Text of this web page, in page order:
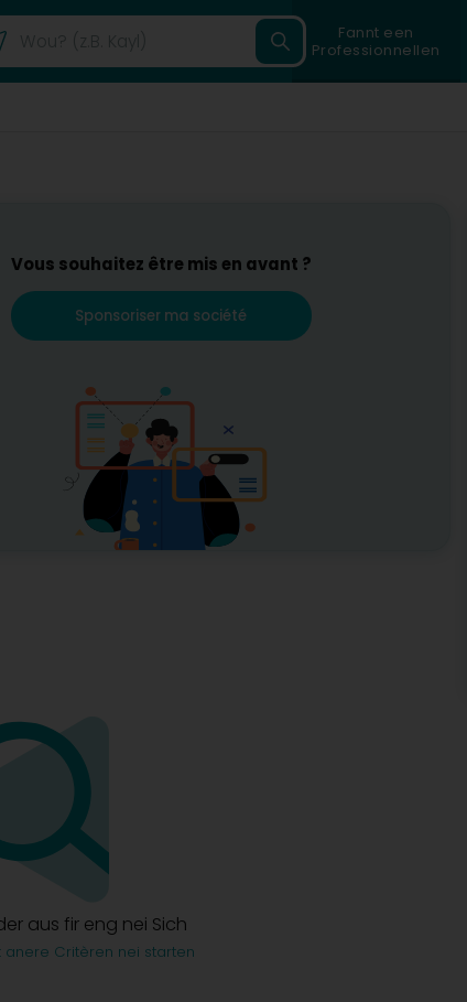
Fannt een
Professionnellen
Vous souhaitez être mis en avant ?
Sponsoriser ma société
aus fir eng nei Sich
anere Critèren nei starten